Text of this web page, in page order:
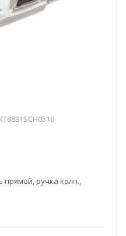
прямой, ручка колп.,